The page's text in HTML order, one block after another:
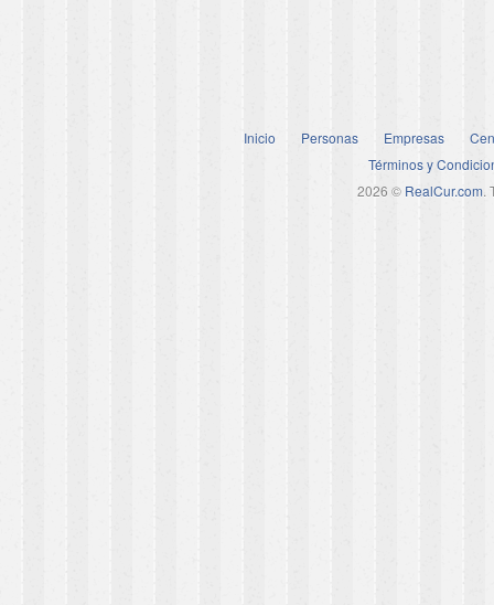
Inicio Personas Empresas
Términos y
2026 © RealCur.com.